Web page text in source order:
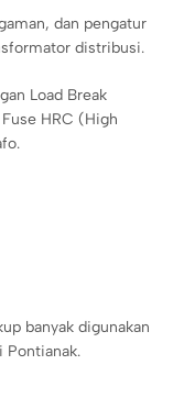
dan pengatur
distribusi.
Load Break
HRC (High
banyak digunakan
Pontianak.